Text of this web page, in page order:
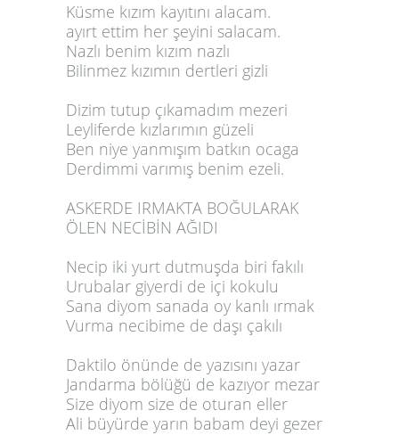
Küsme kızım kayıtını alacam.
ayırt ettim her şeyini salacam.
Nazlı benim kızım nazlı
Bilinmez kızımın dertleri gizli
Dizim tutup çıkamadım mezeri
Leyliferde kızlarımın güzeli
Ben niye yanmışım batkın ocaga
Derdimmi varımış benim ezeli.
ASKERDE IRMAKTA BOĞULARAK
ÖLEN NECİBİN AĞIDI
Necip iki yurt dutmuşda biri fakılı
Urubalar giyerdi de içi kokulu
Sana diyom sanada oy kanlı ırmak
Vurma necibime de daşı çakılı
Daktilo önünde de yazısını yazar
Jandarma bölüğü de kazıyor mezar
Size diyom size de oturan eller
Ali büyürde yarın babam deyi gezer